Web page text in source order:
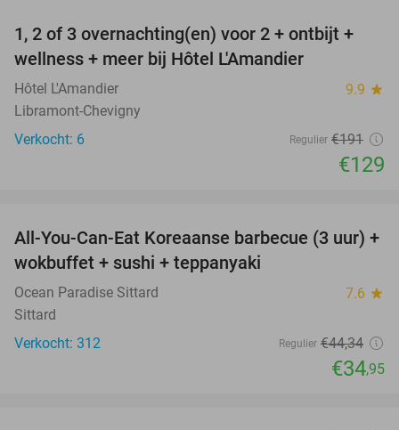
32%
TODAY
1, 2 of 3 overnachting(en) voor 2 + ontbijt +
wellness + meer bij Hôtel L'Amandier
Hôtel L'Amandier 9.9 star
Libramont-Chevigny
Verkocht: 6
Regulier €191
€129
21%
All-You-Can-Eat Koreaanse barbecue (3 uur) +
wokbuffet + sushi + teppanyaki
Ocean Paradise Sittard 7.6 star
Sittard
Verkocht: 312
Regulier €44,34
€34,95